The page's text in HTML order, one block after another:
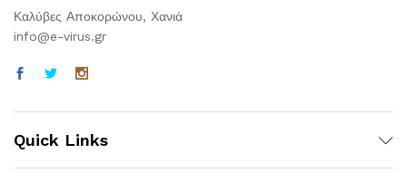
Καλύβες Αποκορώνου, Χανιά
info@e-virus.gr
Quick Links